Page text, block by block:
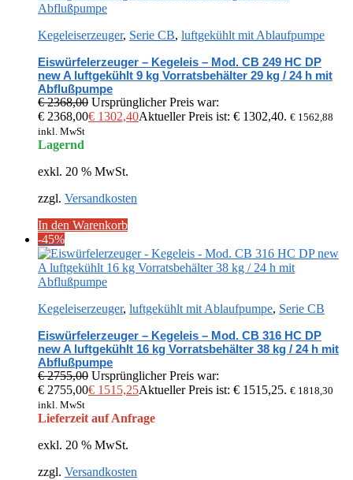
Kegeleiserzeuger, Serie CB, luftgekühlt mit Ablaufpumpe
Eiswürfelerzeuger – Kegeleis – Mod. CB 249 HC DP
new A luftgekühlt 9 kg Vorratsbehälter 29 kg / 24 h mit
Abflußpumpe
€2368,00 Ursprünglicher Preis war:
€ 2368,00€ 1302,40Aktueller Preis ist: € 1302,40. € 1562,88
inkl. MwSt
Lagernd
exkl. 20 % MwSt.
zzgl. Versandkosten
In den Warenkorb
-45%
Kegeleiserzeuger, luftgekühlt mit Ablaufpumpe, Serie CB
Eiswürfelerzeuger – Kegeleis – Mod. CB 316 HC DP
new A luftgekühlt 16 kg Vorratsbehälter 38 kg / 24 h mit
Abflußpumpe
€2755,00 Ursprünglicher Preis war:
€ 2755,00€ 1515,25Aktueller Preis ist: € 1515,25. € 1818,30
inkl. MwSt
Lieferzeit auf Anfrage
exkl. 20 % MwSt.
zzgl. Versandkosten